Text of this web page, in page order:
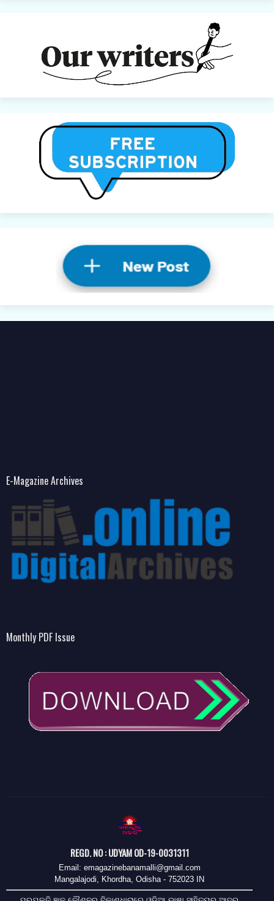
E-Magazine Archives
Monthly PDF Issue
REGD. NO : UDYAM OD-19-0031311
Email: emagazinebanamalli@gmail.com
Mangalajodi, Khordha, Odisha - 752023 IN